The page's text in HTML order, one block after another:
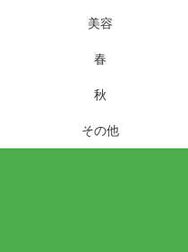
美容
春
秋
その他